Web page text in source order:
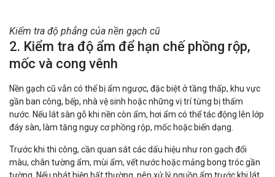
Kiểm tra độ phẳng của nền gạch cũ
2. Kiểm tra độ ẩm để hạn chế phồng rộp,
mốc và cong vênh
Nền gạch cũ vẫn có thể bị ẩm ngược, đặc biệt ở tầng thấp, khu vực
gần ban công, bếp, nhà vệ sinh hoặc những vị trí từng bị thấm
nước. Nếu lát sàn gỗ khi nền còn ẩm, hơi ẩm có thể tác động lên lớp
đáy sàn, làm tăng nguy cơ phồng rộp, mốc hoặc biến dạng.
Trước khi thi công, cần quan sát các dấu hiệu như ron gạch đổi
màu, chân tường ẩm, mùi ẩm, vết nước hoặc mảng bong tróc gần
tường. Nếu phát hiện bất thường, nên xử lý nguồn ẩm trước khi lát